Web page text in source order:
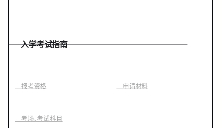
入学考试指南
报考资格 申请材料
考场、考试科目